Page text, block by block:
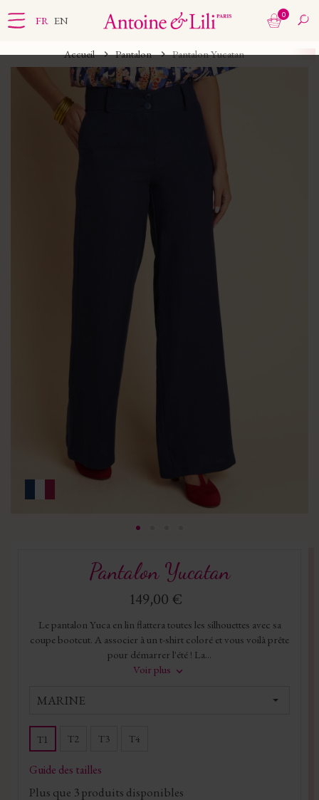
FR EN 0
Accueil Pantalon Pantalon Yucatan
Pantalon Yucatan
149,00 €
Le pantalon Yuca en lin flattera toutes les silhouettes avec sa
coupe bootcut. A associer à un t-shirt coloré et vous voilà prête
pour démarrer l'été ! La...
Voir plus
MARINE
T1 T2 T3 T4
Guide des tailles
Plus que 3produits disponibles